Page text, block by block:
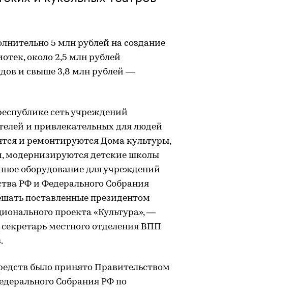
5 млн рублей на создание
около 2,5 млн рублей
и свыше 3,8 млн рублей —
сеть учреждений
и привлекательных для людей
и ремонтируются Дома культуры,
модернизируются детские школы
оборудование для учреждений
РФ и Федерального Собрания
поставленные президентом
проекта «Культура», —
местного отделения ВПП
было принято Правительством
Собрания РФ по